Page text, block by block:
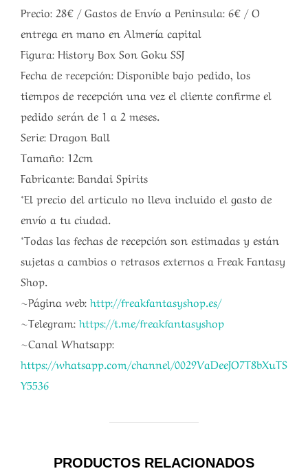
Precio: 28€ / Gastos de Envío a Peninsula: 6€ / O
entrega en mano en Almería capital
Figura: History Box Son Goku SSJ
Fecha de recepción: Disponible bajo pedido, los
tiempos de recepción una vez el cliente confirme el
pedido serán de 1 a 2 meses.
Serie: Dragon Ball
Tamaño: 12cm
Fabricante: Bandai Spirits
*El precio del articulo no lleva incluido el gasto de
envío a tu ciudad.
*Todas las fechas de recepción son estimadas y están
sujetas a cambios o retrasos externos a Freak Fantasy
Shop.
~Página web: http://freakfantasyshop.es/
~Telegram: https://t.me/freakfantasyshop
~Canal Whatsapp:
https://whatsapp.com/channel/0029VaDeeJO7T8bXuTS
Y5536
PRODUCTOS RELACIONADOS